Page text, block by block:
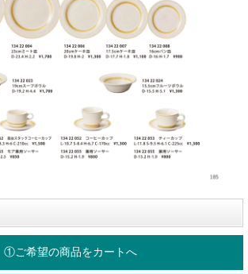
①ご希望の商品をカートへ